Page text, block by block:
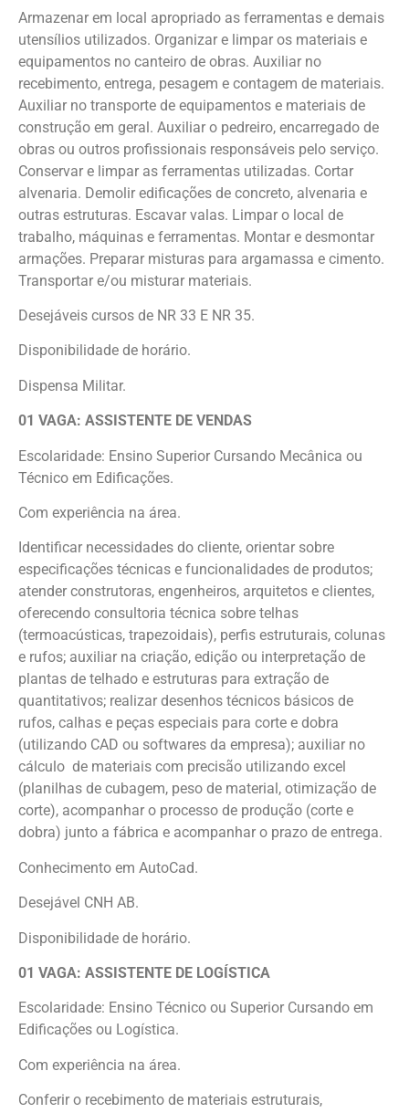
Armazenar em local apropriado as ferramentas e demais
utensílios utilizados. Organizar e limpar os materiais e
equipamentos no canteiro de obras. Auxiliar no
recebimento, entrega, pesagem e contagem de materiais.
Auxiliar no transporte de equipamentos e materiais de
construção em geral. Auxiliar o pedreiro, encarregado de
obras ou outros profissionais responsáveis pelo serviço.
Conservar e limpar as ferramentas utilizadas. Cortar
alvenaria. Demolir edificações de concreto, alvenaria e
outras estruturas. Escavar valas. Limpar o local de
trabalho, máquinas e ferramentas. Montar e desmontar
armações. Preparar misturas para argamassa e cimento.
Transportar e/ou misturar materiais.
Desejáveis cursos de NR 33 E NR 35.
Disponibilidade de horário.
Dispensa Militar.
01 VAGA: ASSISTENTE DE VENDAS
Escolaridade: Ensino Superior Cursando Mecânica ou
Técnico em Edificações.
Com experiência na área.
Identificar necessidades do cliente, orientar sobre
especificações técnicas e funcionalidades de produtos;
atender construtoras, engenheiros, arquitetos e clientes,
oferecendo consultoria técnica sobre telhas
(termoacústicas, trapezoidais), perfis estruturais, colunas
e rufos; auxiliar na criação, edição ou interpretação de
plantas de telhado e estruturas para extração de
quantitativos; realizar desenhos técnicos básicos de
rufos, calhas e peças especiais para corte e dobra
(utilizando CAD ou softwares da empresa); auxiliar no
cálculo de materiais com precisão utilizando excel
(planilhas de cubagem, peso de material, otimização de
corte), acompanhar o processo de produção (corte e
dobra) junto a fábrica e acompanhar o prazo de entrega.
Conhecimento em AutoCad.
Desejável CNH AB.
Disponibilidade de horário.
01 VAGA: ASSISTENTE DE LOGÍSTICA
Escolaridade: Ensino Técnico ou Superior Cursando em
Edificações ou Logística.
Com experiência na área.
Conferir o recebimento de materiais estruturais,